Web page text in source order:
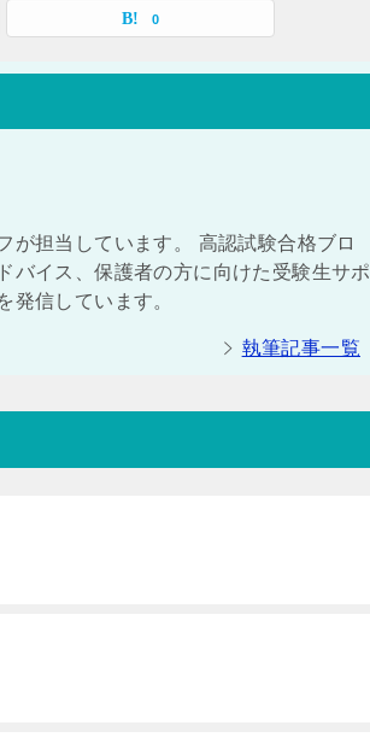
0
が担当しています。 高認試験合格ブロ
バイス、保護者の方に向けた受験生サポ
発信しています。
執筆記事一覧